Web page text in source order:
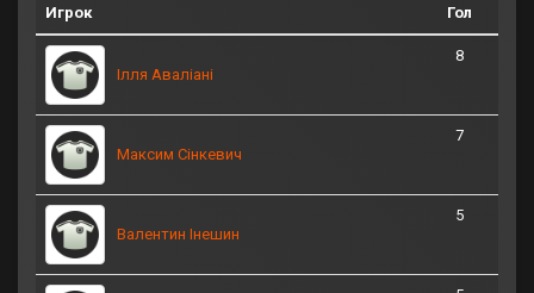
Игрок Гол
Ілля Аваліані
8
Максим Сінкевич
7
Валентин Інешин
5